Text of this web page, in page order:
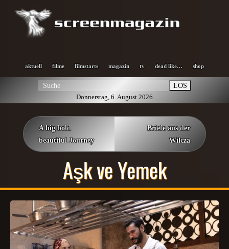
aktuell filme filmstarts magazin tv dead like… shop
LOS
Donnerstag, 6. August 2026
A big bold
beautiful Journey
Briefe aus der
Wilcza
Aşk ve Yemek